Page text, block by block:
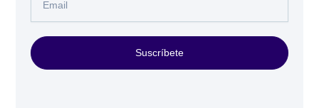
Suscríbete